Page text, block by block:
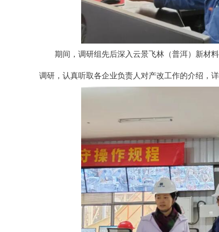
期间，调研组先后深入云景飞林（普洱）新材
调研，认真听取各企业负责人对产改工作的介绍，